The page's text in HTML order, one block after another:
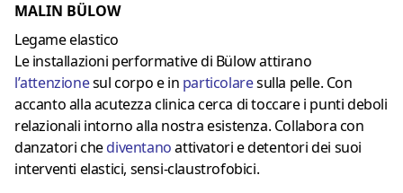
MALIN BÜLOW
Legame elastico
Le installazioni performative di Bülow attirano
l’attenzionesul corpo e in particolaresulla pelle. Con
accanto alla acutezza clinica cerca di toccare i punti deboli
relazionali intorno alla nostra esistenza. Collabora con
danzatori chediventanoattivatori e detentori dei suoi
interventi elastici, sensi-claustrofobici.